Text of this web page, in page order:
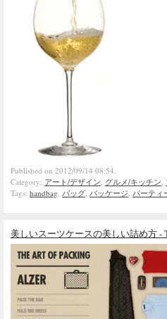
Published on 2012/09/14 08:54.
Category: アート/デザイン, グルメ/キッチン,
Tags: handbag, バッグ, パッケージ, パーティ
美しいスーツケースの美しい詰め方 -